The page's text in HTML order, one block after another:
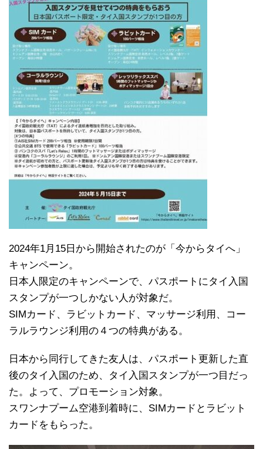
2024年1月15日から開始されたのが「今からタイへ」
キャンペーン。
日本人限定のキャンペーンで、パスポートにタイ入国
スタンプが一つしかない人が対象だ。
SIMカード、ラビットカード、マッサージ利用、コー
ラルラウンジ利用の４つの特典がある。
日本から同行してきた友人は、パスポート更新した直
後のタイ入国のため、タイ入国スタンプが一つ目だっ
た。よって、プロモーション対象。
スワンナプーム空港到着時に、SIMカードとラビット
カードをもらった。